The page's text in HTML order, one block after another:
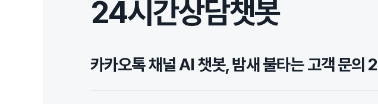
24시간상담챗봇
카카오톡 채널 AI 챗봇, 밤새 불타는 고객 문의